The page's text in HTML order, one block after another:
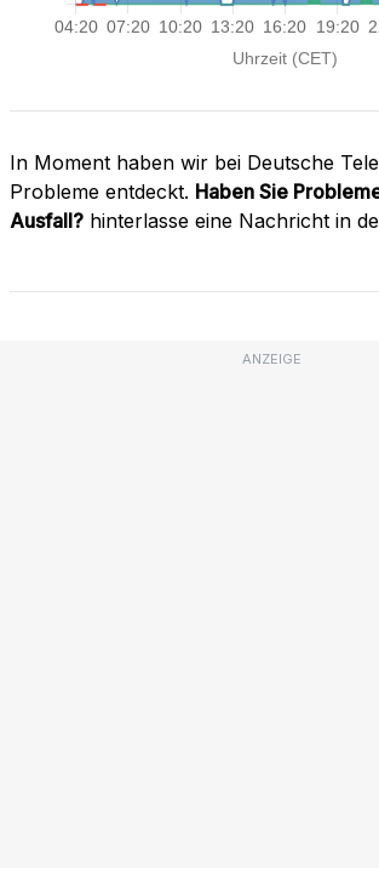
In Moment haben wir bei Deutsche
Probleme entdeckt. Haben Sie
Ausfall? hinterlasse eine Nachricht in
ANZEIGE